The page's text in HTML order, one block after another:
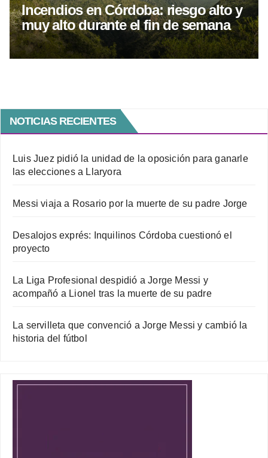
Incendios en Córdoba: riesgo alto y
muy alto durante el fin de semana
NOTICIAS RECIENTES
Luis Juez pidió la unidad de la oposición para ganarle
las elecciones a Llaryora
Messi viaja a Rosario por la muerte de su padre Jorge
Desalojos exprés: Inquilinos Córdoba cuestionó el
proyecto
La Liga Profesional despidió a Jorge Messi y
acompañó a Lionel tras la muerte de su padre
La servilleta que convenció a Jorge Messi y cambió la
historia del fútbol